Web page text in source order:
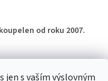
jen s vaším výslovným
od roku 2007.